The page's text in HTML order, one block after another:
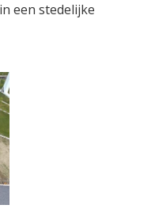
een stedelijke